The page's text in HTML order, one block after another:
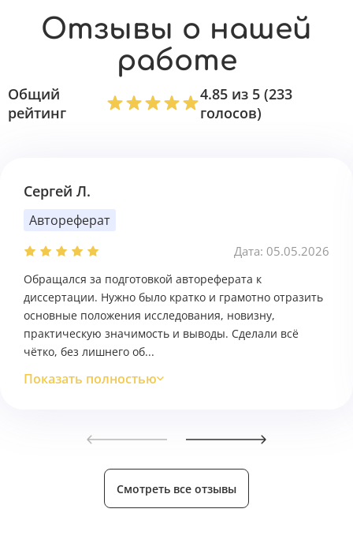
Отзывы о нашей
работе
Общий
рейтинг
4.85 из 5 (233
голосов)
Сергей Л.
Автореферат
Дата: 05.05.2026
Обращался за подготовкой автореферата к
диссертации. Нужно было кратко и грамотно отразить
основные положения исследования, новизну,
практическую значимость и выводы. Сделали всё
чётко, без лишнего об...
Показать полностью
Смотреть все отзывы